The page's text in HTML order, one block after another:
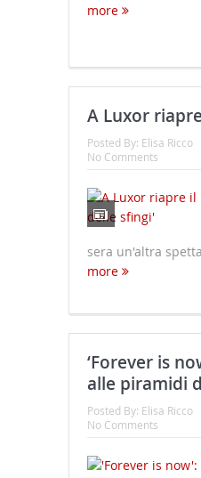
more
A Luxor
Posted By: Elisa Ricco
No Comments
sera un'altra
more
‘Forever is
alle piramidi
Posted By: Elisa Ricco
No Comments